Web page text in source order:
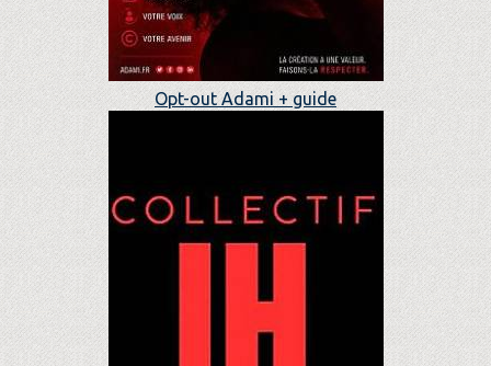
Opt-out Adami + guide